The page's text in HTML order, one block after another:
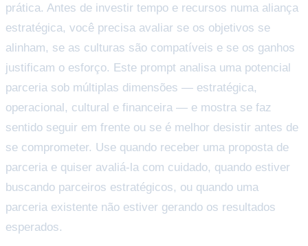
prática. Antes de investir tempo e recursos numa aliança
estratégica, você precisa avaliar se os objetivos se
alinham, se as culturas são compatíveis e se os ganhos
justificam o esforço. Este prompt analisa uma potencial
parceria sob múltiplas dimensões — estratégica,
operacional, cultural e financeira — e mostra se faz
sentido seguir em frente ou se é melhor desistir antes de
se comprometer. Use quando receber uma proposta de
parceria e quiser avaliá-la com cuidado, quando estiver
buscando parceiros estratégicos, ou quando uma
parceria existente não estiver gerando os resultados
esperados.